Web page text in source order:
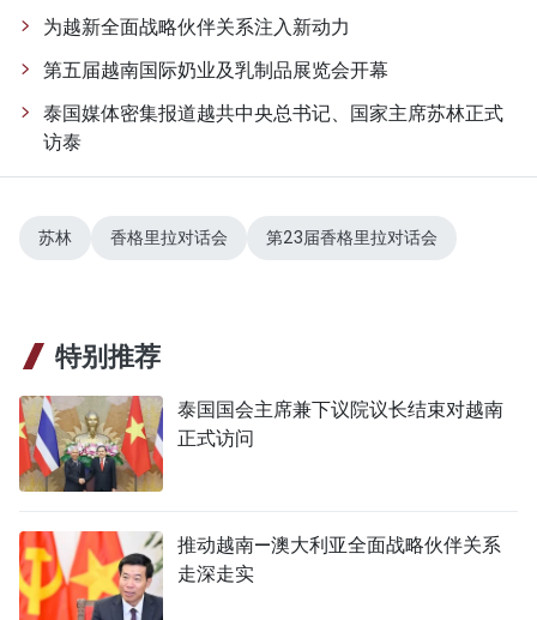
为越新全面战略伙伴关系注入新动力
第五届越南国际奶业及乳制品展览会开幕
泰国媒体密集报道越共中央总书记、国家主席苏林正式
访泰
苏林 香格里拉对话会 第23届香格里拉对话会
特别推荐
泰国国会主席兼下议院议长结束对越南
正式访问
推动越南—澳大利亚全面战略伙伴关系
走深走实